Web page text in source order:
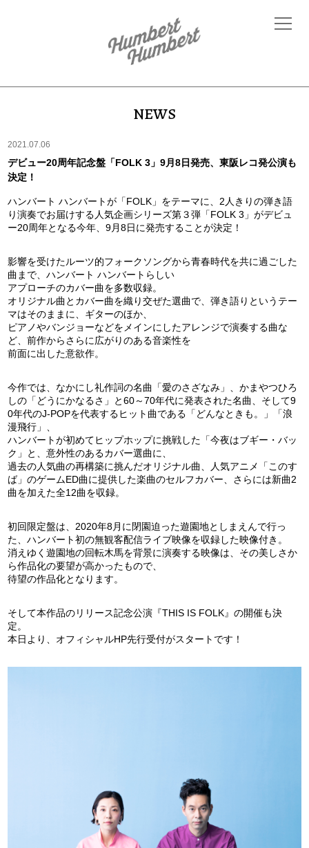
NEWS
2021.07.06
デビュー20周年記念盤「FOLK 3」9月8日発売、東阪レコ発公演も
決定！
ハンバート ハンバートが「FOLK」をテーマに、2人きりの弾き語
り演奏でお届けする人気企画シリーズ第３弾「FOLK 3」がデビュ
ー20周年となる今年、9月8日に発売することが決定！
影響を受けたルーツ的フォークソングから青春時代を共に過ごした
曲まで、ハンバート ハンバートらしい
アプローチのカバー曲を多数収録。
オリジナル曲とカバー曲を織り交ぜた選曲で、弾き語りというテー
マはそのままに、ギターのほか、
ピアノやバンジョーなどをメインにしたアレンジで演奏する曲な
ど、前作からさらに広がりのある音楽性を
前面に出した意欲作。
今作では、なかにし礼作詞の名曲「愛のさざなみ」、かまやつひろ
しの「どうにかなるさ」と60～70年代に発表された名曲、そして9
0年代のJ-POPを代表するヒット曲である「どんなときも。」「浪
漫飛行」、
ハンバートが初めてヒップホップに挑戦した「今夜はブギー・バッ
ク」と、意外性のあるカバー選曲に、
過去の人気曲の再構築に挑んだオリジナル曲、人気アニメ「このす
ば」のゲームED曲に提供した楽曲のセルフカバー、さらには新曲2
曲を加えた全12曲を収録。
初回限定盤は、2020年8月に閉園迫った遊園地としまえんで行っ
た、ハンバート初の無観客配信ライブ映像を収録した映像付き。
消えゆく遊園地の回転木馬を背景に演奏する映像は、その美しさか
ら作品化の要望が高かったもので、
待望の作品化となります。
そして本作品のリリース記念公演『THIS IS FOLK』の開催も決
定。
本日より、オフィシャルHP先行受付がスタートです！